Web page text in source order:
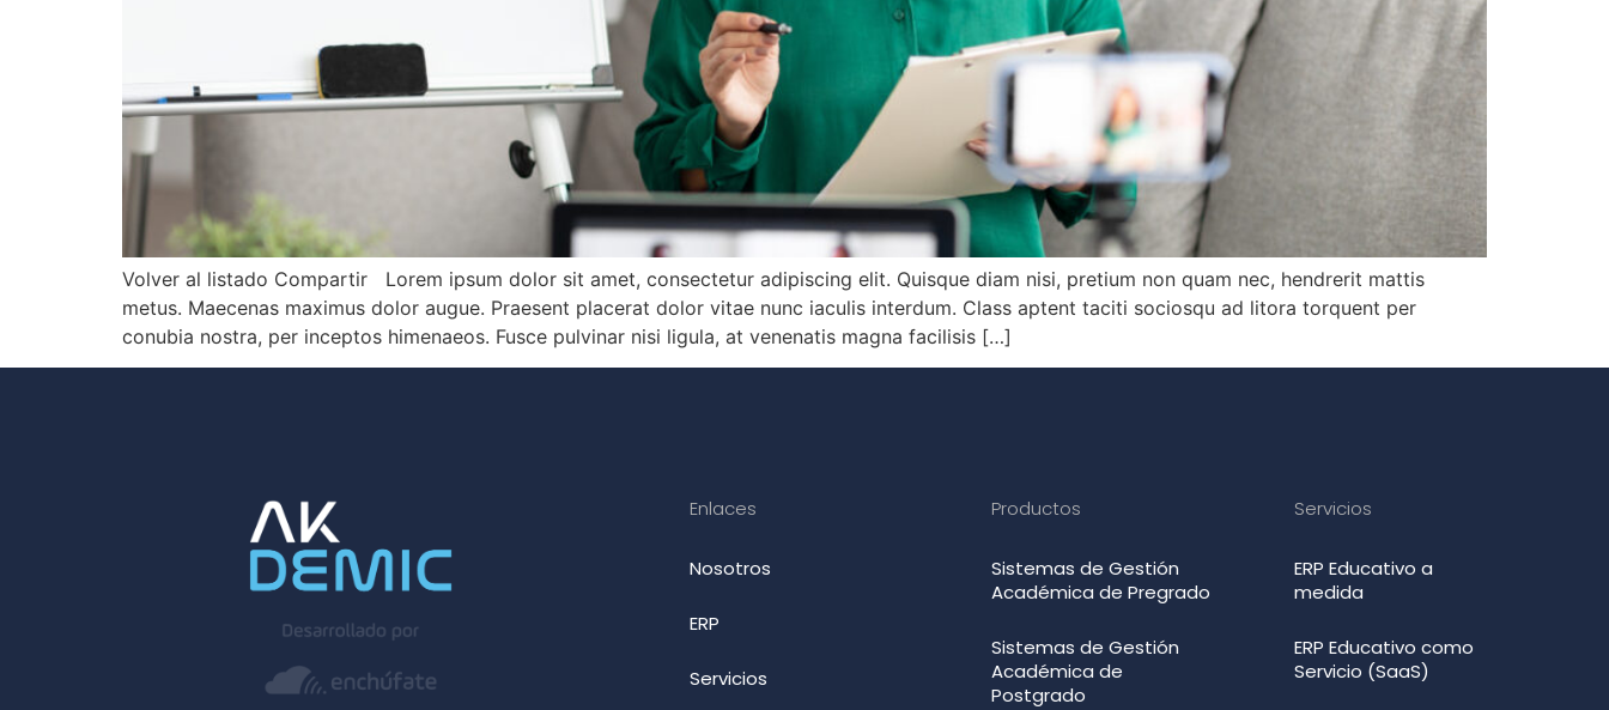
Volver al listado Compartir Lorem ipsum dolor sit amet, consectetur adipiscing elit. Quisque diam nisi, pretium non quam nec, hendrerit mattis
metus. Maecenas maximus dolor augue. Praesent placerat dolor vitae nunc iaculis interdum. Class aptent taciti sociosqu ad litora torquent per
conubia nostra, per inceptos himenaeos. Fusce pulvinar nisi ligula, at venenatis magna facilisis […]
Enlaces
Nosotros
ERP
Servicios
Productos
Sistemas de Gestión
Académica de Pregrado
Sistemas de Gestión
Académica de
Postgrado
Servicios
ERP Educativo a
medida
ERP Educativo como
Servicio (SaaS)